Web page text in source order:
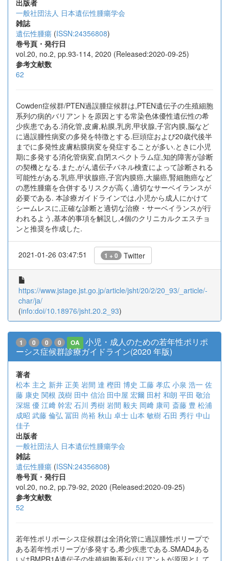
出版者
一般社団法人 日本遺伝性腫瘍学会
雑誌
遺伝性腫瘍 (ISSN:24356808)
巻号頁・発行日
vol.20, no.2, pp.93-114, 2020 (Released:2020-09-25)
参考文献数
62
Cowden症候群/PTEN過誤腫症候群は,PTEN遺伝子の生殖細胞
系列の病的バリアントを原因とする常染色体優性遺伝性の希
少疾患である.消化管,皮膚,粘膜,乳房,甲状腺,子宮内膜,脳など
に過誤腫性病変の多発を特徴とする.巨頭症および20歳代後半
までに多発性皮膚粘膜病変を発症することが多い.ときに小児
期に多発する消化管病変,自閉スペクトラム症,知的障害が診断
の契機となる.また,がん遺伝子パネル検査によって診断される
可能性がある.乳癌,甲状腺癌,子宮内膜癌,大腸癌,腎細胞癌など
の悪性腫瘍を合併するリスクが高く,適切なサーベイランスが
必要である. 本診療ガイドラインでは,小児から成人にかけて
シームレスに,正確な診断と適切な治療・サーベイランスが行
われるよう,基本的事項を解説し,4個のクリニカルクエスチョ
ンと推奨を作成した.
2021-01-26 03:47:51 1 + 0 Twitter
https://www.jstage.jst.go.jp/article/jsht/20/2/20_93/_article/-
char/ja/
(info:doi/10.18976/jsht.20.2_93)
1 0 0 0 OA
小児・成人のための若年性ポリポ
ーシス症候群診療ガイドライン(2020 年版)
著者
松本 主之 新井 正美 岩間 達 樫田 博史 工藤 孝広 小泉 浩一 佐
藤 康史 関根 茂樹 田中 信治 田中屋 宏爾 田村 和朗 平田 敬治
深堀 優 江﨑 幹宏 石川 秀樹 岩間 毅夫 岡﨑 康司 斎藤 豊 松浦
成昭 武藤 倫弘 冨田 尚裕 秋山 卓士 山本 敏樹 石田 秀行 中山
佳子
出版者
一般社団法人 日本遺伝性腫瘍学会
雑誌
遺伝性腫瘍 (ISSN:24356808)
巻号頁・発行日
vol.20, no.2, pp.79-92, 2020 (Released:2020-09-25)
参考文献数
52
若年性ポリポーシス症候群は全消化管に過誤腫性ポリープで
ある若年性ポリープが多発する,希少疾患である.SMAD4ある
いはBMPR1A遺伝子の生殖細胞系列バリアントが原因として